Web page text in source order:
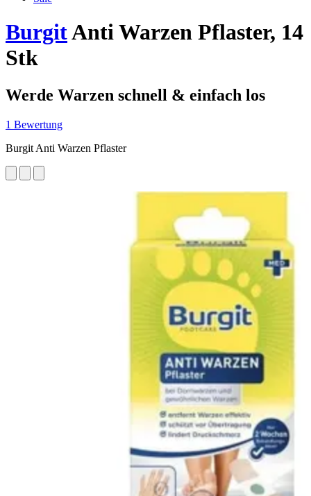
BurgitAnti Warzen Pflaster, 14
Stk
Werde Warzen schnell & einfach los
1 Bewertung
Burgit Anti Warzen Pflaster